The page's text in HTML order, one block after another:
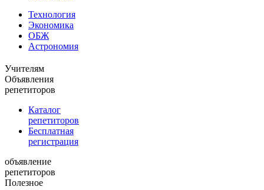
Технология
Экономика
ОБЖ
Астрономия
Учителям
Объявления
репетиторов
Каталог
репетиторов
Бесплатная
регистрация
объявление
репетиторов
Полезное